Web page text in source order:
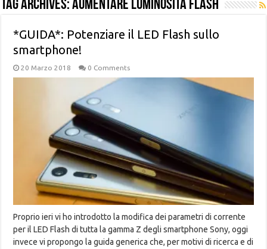
Tag Archives:aumentare luminosità flash
*GUIDA*: Potenziare il LED Flash sullo
smartphone!
20 Marzo 2018 0 Comments
Proprio ieri vi ho introdotto la modifica dei parametri di corrente
per il LED Flash di tutta la gamma Z degli smartphone Sony, oggi
invece vi propongo la guida generica che, per motivi di ricerca e di